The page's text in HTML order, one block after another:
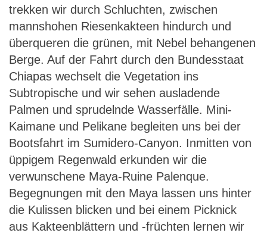
trekken wir durch Schluchten, zwischen
mannshohen Riesenkakteen hindurch und
überqueren die grünen, mit Nebel behangenen
Berge. Auf der Fahrt durch den Bundesstaat
Chiapas wechselt die Vegetation ins
Subtropische und wir sehen ausladende
Palmen und sprudelnde Wasserfälle. Mini-
Kaimane und Pelikane begleiten uns bei der
Bootsfahrt im Sumidero-Canyon. Inmitten von
üppigem Regenwald erkunden wir die
verwunschene Maya-Ruine Palenque.
Begegnungen mit den Maya lassen uns hinter
die Kulissen blicken und bei einem Picknick
aus Kakteenblättern und -früchten lernen wir